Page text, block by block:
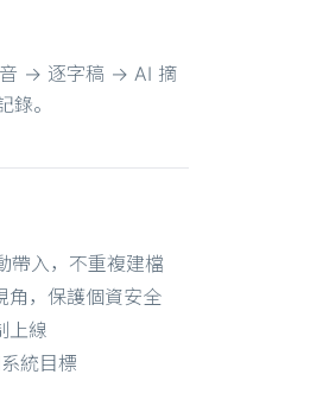
音 → 逐字稿 → AI 摘
。
帶入，不重複建檔
角，保護個資安全
上線
統目標